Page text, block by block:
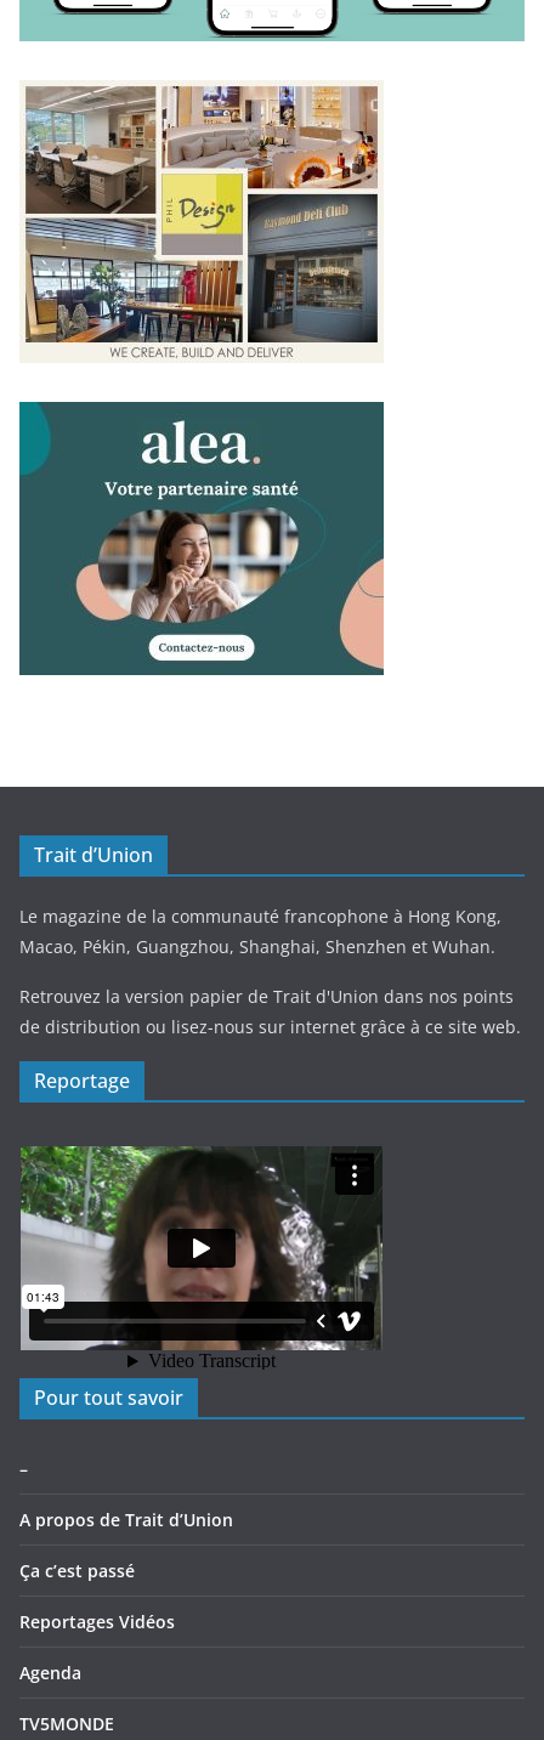
Trait d’Union
Le magazine de la communauté francophone à Hong Kong,
Macao, Pékin, Guangzhou, Shanghai, Shenzhen et Wuhan.
Retrouvez la version papier de Trait d'Union dans nos points
de distribution ou lisez-nous sur internet grâce à ce site web.
Reportage
Pour tout savoir
–
A propos de Trait d’Union
Ça c’est passé
Reportages Vidéos
Agenda
TV5MONDE